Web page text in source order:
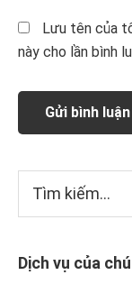
Lưu tên của
này cho lần bình
Sidebar
chính
kiếm...
Dịch vụ của